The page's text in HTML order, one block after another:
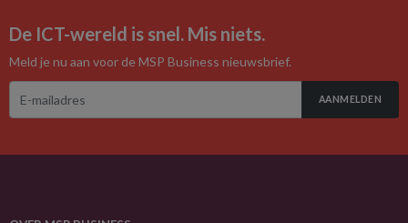
De ICT-wereld is snel. Mis niets.
Meld je nu aan voor de MSP Business nieuwsbrief.
AANMELDEN